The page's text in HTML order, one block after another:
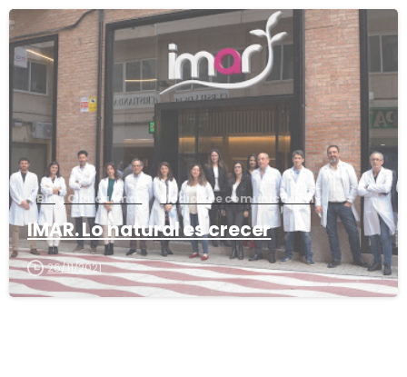
0
Blog Clínica Imar Medios de comunicación
IMAR. Lo natural es crecer
26/11/2021